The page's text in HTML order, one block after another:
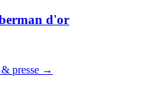
d'or
& presse →